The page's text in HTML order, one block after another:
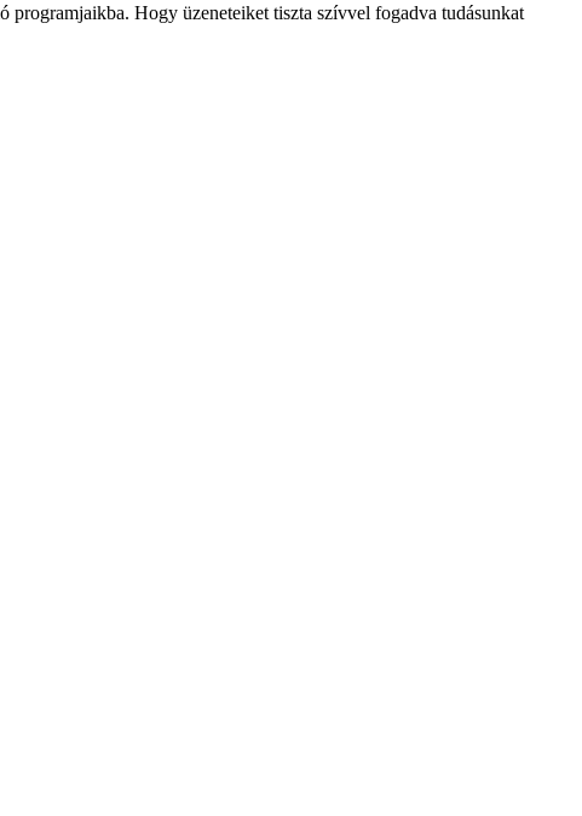
programjaikba. Hogy üzeneteiket tiszta szívvel fogadva tudásunkat